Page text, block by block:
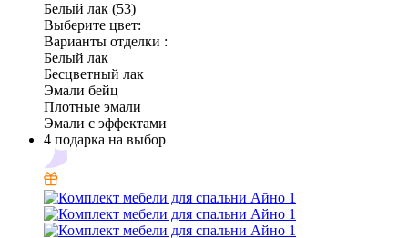
Белый лак (53)
Выберите цвет:
Варианты отделки :
Белый лак
Бесцветный лак
Эмали бейц
Плотные эмали
Эмали с эффектами
4 подарка на выбор